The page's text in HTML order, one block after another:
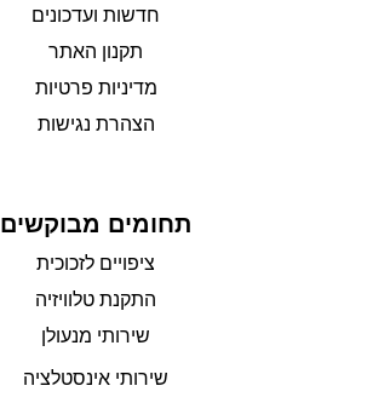
חדשות ועדכונים
תקנון האתר
מדיניות פרטיות
הצהרת נגישות
תחומים מבוקשים
ציפויים לזכוכית
התקנת טלוויזיה
שירותי מנעולן
שירותי אינסטלציה